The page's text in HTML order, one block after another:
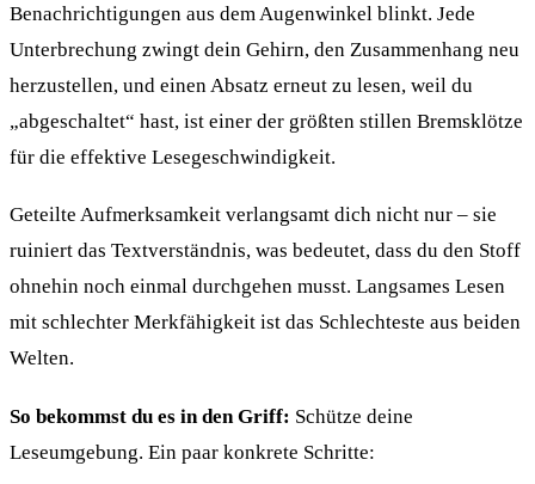
Benachrichtigungen aus dem Augenwinkel blinkt. Jede
Unterbrechung zwingt dein Gehirn, den Zusammenhang neu
herzustellen, und einen Absatz erneut zu lesen, weil du
„abgeschaltet“ hast, ist einer der größten stillen Bremsklötze
für die effektive Lesegeschwindigkeit.
Geteilte Aufmerksamkeit verlangsamt dich nicht nur – sie
ruiniert das Textverständnis, was bedeutet, dass du den Stoff
ohnehin noch einmal durchgehen musst. Langsames Lesen
mit schlechter Merkfähigkeit ist das Schlechteste aus beiden
Welten.
So bekommst du es in den Griff: Schütze deine
Leseumgebung. Ein paar konkrete Schritte: